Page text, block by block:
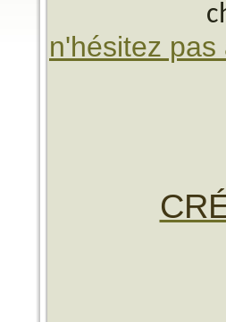
n'hésitez